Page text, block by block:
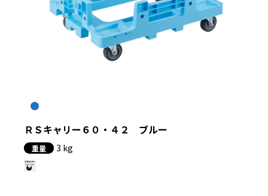
ＲＳキャリー６０・４２ ブルー
重量 3 kg